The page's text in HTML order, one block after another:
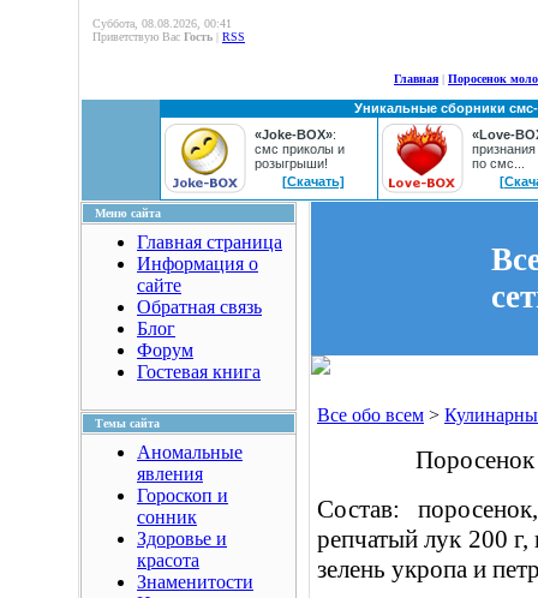
Суббота, 08.08.2026, 00:41
Приветствую Вас Гость | RSS
Главная | Поросенок
Уникальные сборники
«Joke-BOX»:
смс приколы и
розыгрыши!
[Скачать]
«Love-
по смс...
Меню сайта
Главная страница
Информация о
сайте
Обратная связь
Блог
Форум
Гостевая книга
Темы сайта
Аномальные
явления
Гороскоп и
сонник
Здоровье и
красота
Знаменитости
Все обо всем >
Состав:
репчатый лук 200
зелень укропа и